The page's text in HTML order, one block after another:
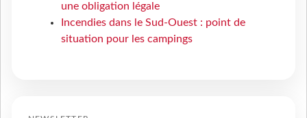
une obligation légale
Incendies dans le Sud-Ouest : point de
situation pour les campings